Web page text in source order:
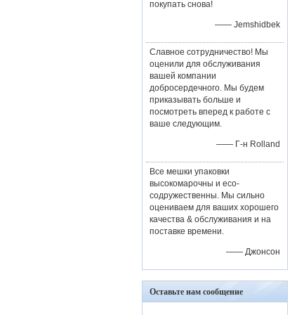
покупать снова!
—— Jemshidbek
Славное сотрудничество! Мы
оценили для обслуживания
вашей компании
добросердечного. Мы будем
приказывать больше и
посмотреть вперед к работе с
ваше следующим.
—— Г-н Rolland
Все мешки упаковки
высокомарочны и eco-
содружественны. Мы сильно
оцениваем для ваших хорошего
качества & обслуживания и на
поставке времени.
—— Джонсон
Оставьте нам сообщение